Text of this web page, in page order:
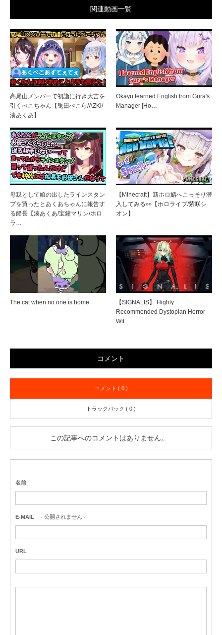
関連動画一覧
高尾山メンバーで初詣に行き大吉を
引くぺこちゃん【兎田ぺこら/AZKi/
湊あくあ】
Okayu learned English from Gura's
Manager [Ho…
母親として娘の出したラインスタン
プを買ったとあくあちゃんに報告す
る船長【湊あくあ/宝鐘マリン/ホロ
ラ…
【Minecraft】新ホロ鯖へこっそり潜
入してみる👀【ホロライブ/紫咲シ
オン】
The cat when no one is home:
【SIGNALIS】 Highly
Recommended Dystopian Horror
Wit…
コメント
コメント ( 0 )
トラックバック ( 0 )
この記事へのコメントはありません。
名前
E-MAIL - 公開されません -
URL